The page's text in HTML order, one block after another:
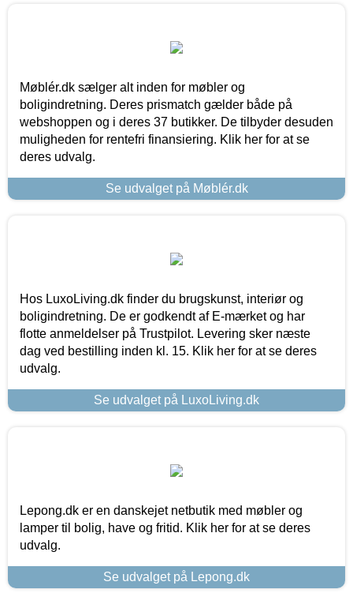
Møblér.dk sælger alt inden for møbler og
boligindretning. Deres prismatch gælder både på
webshoppen og i deres 37 butikker. De tilbyder desuden
muligheden for rentefri finansiering. Klik her for at se
deres udvalg.
Se udvalget på Møblér.dk
Hos LuxoLiving.dk finder du brugskunst, interiør og
boligindretning. De er godkendt af E-mærket og har
flotte anmeldelser på Trustpilot. Levering sker næste
dag ved bestilling inden kl. 15. Klik her for at se deres
udvalg.
Se udvalget på LuxoLiving.dk
Lepong.dk er en danskejet netbutik med møbler og
lamper til bolig, have og fritid. Klik her for at se deres
udvalg.
Se udvalget på Lepong.dk